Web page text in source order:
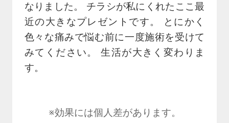
なりました。 チラシが私にくれたここ最
近の大きなプレゼントです。 とにかく
色々な痛みで悩む前に一度施術を受けて
みてください。 生活が大きく変わりま
す。
※効果には個人差があります。